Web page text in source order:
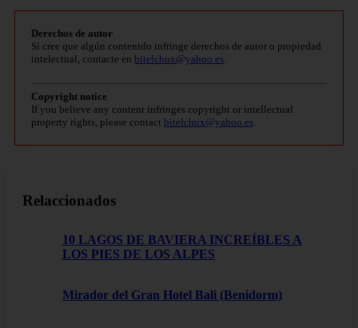
Derechos de autor
Si cree que algún contenido infringe derechos de autor o propiedad
intelectual, contacte en bitelchux@yahoo.es
Copyright notice
If you believe any content infringes copyright or intellectual
property rights, please contact bitelchux@yahoo.es
Relaccionados
10 LAGOS DE BAVIERA INCREÍBLES A
LOS PIES DE LOS ALPES
Mirador del Gran Hotel Bali (Benidorm)